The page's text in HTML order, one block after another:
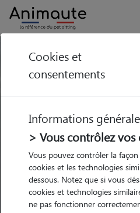
Trouvez votre
Garde
chez le Pet Sitter
Garde
chez le Pet Sitter
Cookies et
consentements
Informations
> Vous contrôlez vos
Vous pouvez contrôler la
cookies et les technologies
dessous. Notez que si vous
cookies et technologies
ne pas fonctionner